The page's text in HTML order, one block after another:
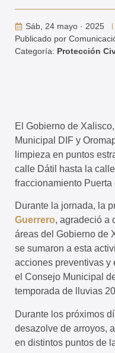
Sáb, 24 mayo · 2025
Publicado por
Categoría: Protección
El Gobierno de
Municipal DIF y
limpieza en puntos
calle Dátil hasta la
fraccionamiento Puerta
Durante la jornada, la
Guerrero, agradeció a
áreas del Gobierno de
se sumaron a esta
acciones preventivas y
el Consejo Municipal
temporada de lluvias
Durante los próximos
desazolve de arroyos,
en distintos puntos de